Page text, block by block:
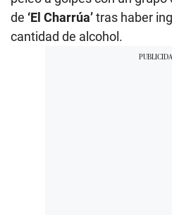
de ‘El Charrúa’tras haber
cantidad de alcohol.